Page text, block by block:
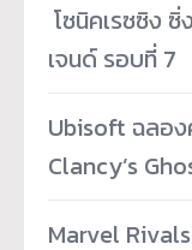
โซนิคเรซซิง
เจนด์ รอบที่ 7
Ubisoft ฉลอง
Clancy’s
Marvel